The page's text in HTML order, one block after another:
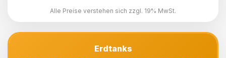
Alle Preise verstehen sich zzgl. 19% MwSt.
Erdtanks